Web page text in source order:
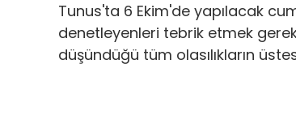
Tunus'ta 6 Ekim'de yapılacak
denetleyenleri tebrik etmek
düşündüğü tüm olasılıkların